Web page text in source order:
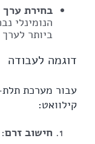
בחירת ערך
הנומינלי
ביותר
דוגמה לעבודה
קילוואט:
חישוב זרם: